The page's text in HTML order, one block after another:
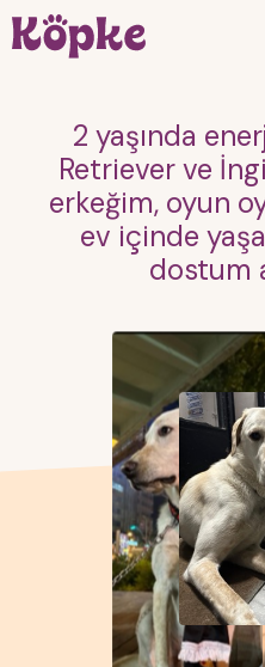
2 yaşında
Retriever ve
erkeğim, oyun
ev içinde
dostum